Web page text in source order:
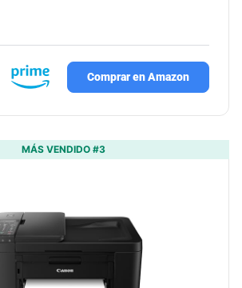
Comprar en Amazon
MÁS VENDIDO #3